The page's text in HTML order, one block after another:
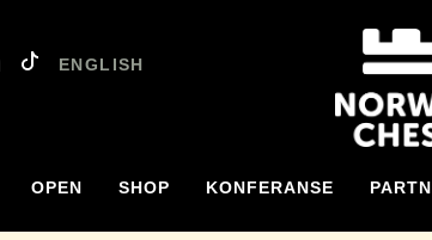
ENGLISH
OPEN SHOP KONFERANSE